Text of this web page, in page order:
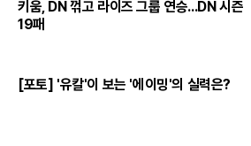
키움, DN 꺾고 라이즈 그룹 연승...DN 시즌
19패
[포토] '유칼'이 보는 '에이밍'의 실력은?